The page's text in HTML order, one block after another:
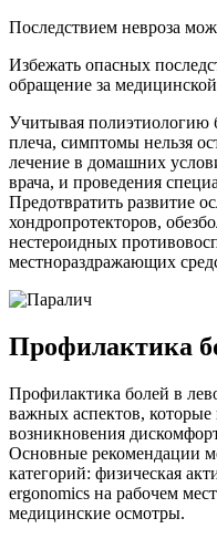
Последствием невроза
Избежать опасных
обращение за
Учитывая полиэтиологию
плеча, симптомы нельзя
лечение в домашних
врача, и проведения
Предотвратить развитие
хондропротекторов,
нестероидных
местнораздражающих
Профилактика
Профилактика болей в
важных аспектов, которые
возникновения
Основные рекомендации
категорий: физическая
ergonomics на рабочем
медицинские осмотры.